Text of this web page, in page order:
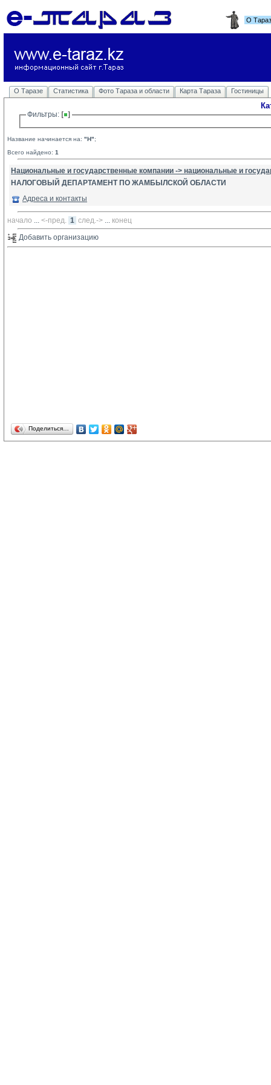
О
О Таразе Статистика Фото Тараза и области Карта Тараза Гостиницы
Фильтры:
Название начинается на: "Н";
Всего найдено: 1
Национальные и государственные компании -> национальные и
НАЛОГОВЫЙ ДЕПАРТАМЕНТ ПО ЖАМБЫЛСКОЙ ОБЛАСТИ
Адреса и контакты
начало ... <-пред. 1 след.-> ... конец
Добавить организацию
Поделиться…